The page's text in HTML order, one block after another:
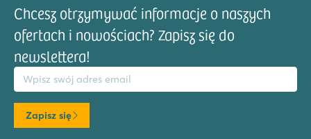
Chcesz otrzymywać informacje o naszych
ofertach i nowościach? Zapisz się do
newslettera!
email
Zapisz się